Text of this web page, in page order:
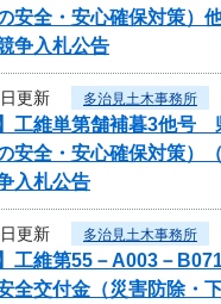
安全・安心確保対策）
争入札公告
更新 多治見土木事務所
】工維単第舗補暮3他
安全・安心確保対策）
入札公告
更新 多治見土木事務所
】工維第55－A003－
交付金（災害防除・